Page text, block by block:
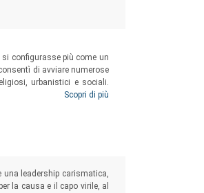
configurasse più come un
di avviare numerose
urbanistici e sociali.
volendo gettare luce sulle
Scopri di più
una leadership carismatica,
la causa e il capo virile, al